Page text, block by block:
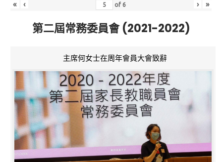
« ‹ of 6 › »
第二屆常務委員會 (2021-2022)
主席何女士在周年會員大會致辭